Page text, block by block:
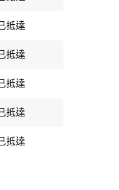
抵達
抵達
抵達
抵達
抵達